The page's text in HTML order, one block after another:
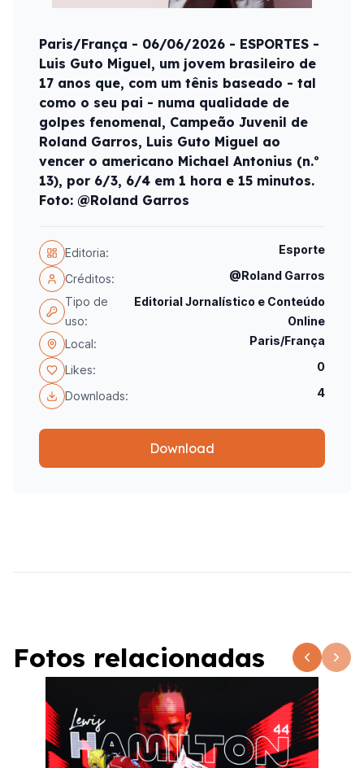
Paris/França - 06/06/2026 - ESPORTES -
Luis Guto Miguel, um jovem brasileiro de
17 anos que, com um tênis baseado - tal
como o seu pai - numa qualidade de
golpes fenomenal, Campeão Juvenil de
Roland Garros, Luis Guto Miguel ao
vencer o americano Michael Antonius (n.º
13), por 6/3, 6/4 em 1 hora e 15 minutos.
Foto: @Roland Garros
Editoria: Esporte
Créditos:
@Roland Garros
Tipo de
uso:
Editorial Jornalístico e Conteúdo
Online
Local:
Paris/França
Likes: 0
Downloads: 4
Download
Fotos relacionadas